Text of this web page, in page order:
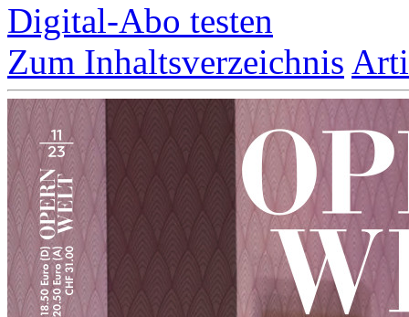
Digital-Abo testen
Zum Inhaltsverzeichnis